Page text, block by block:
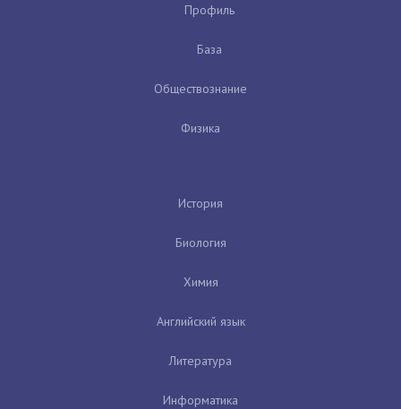
Профиль
База
Обществознание
Физика
История
Биология
Химия
Английский язык
Литература
Информатика